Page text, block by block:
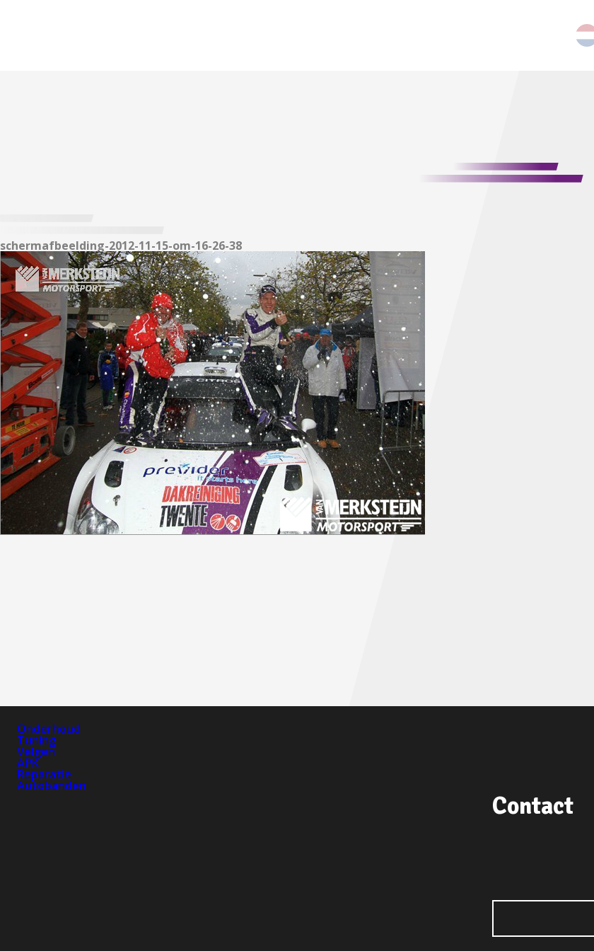
schermafbeelding-2012-11-15-om-16-26-38
Onderhoud
Tuning
Velgen
APK
Reparatie
Autobanden
Contact